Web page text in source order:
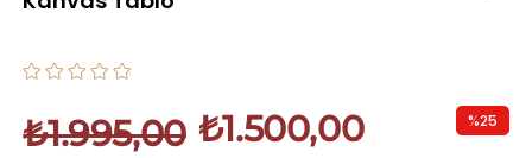
₺1.995,00 ₺1.500,00 %25